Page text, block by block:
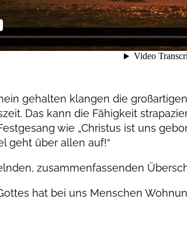
gehalten klangen die
Das kann die Fähigkeit
wie „Christus ist uns
geht über allen auf!“
zusammenfassenden
hat bei uns Menschen